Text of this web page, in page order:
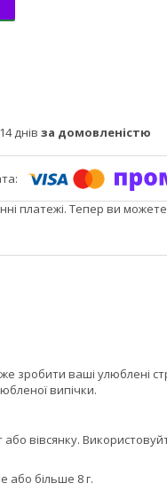
днів за домовленістю
платежі. Тепер ви
зробити ваші улюблені
випічки.
вівсянку.
або більше 8 г.